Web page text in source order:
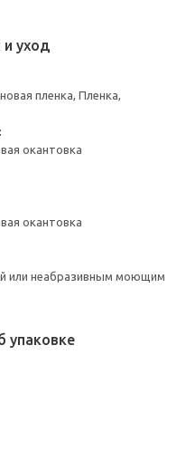
уход
пленка, Пленка,
окантовка
окантовка
или неабразивным моющим
упаковке